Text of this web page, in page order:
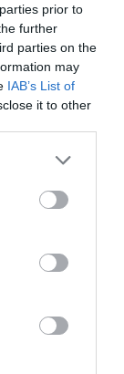
prior to
further
parties on the
may
IAB’s List of
it to other
more Google
may click to
tags to
below Google
με αυτά
θέλετε!